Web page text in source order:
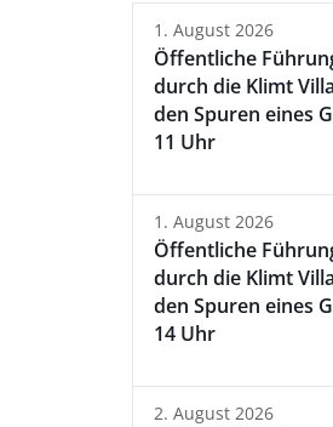
1. August 2026
Öffentliche
durch die Klimt
den Spuren eines
11 Uhr
1. August 2026
Öffentliche
durch die Klimt
den Spuren eines
14 Uhr
2. August 2026